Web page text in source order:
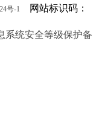
号-1
网站标识码：
系统安全等级保护备